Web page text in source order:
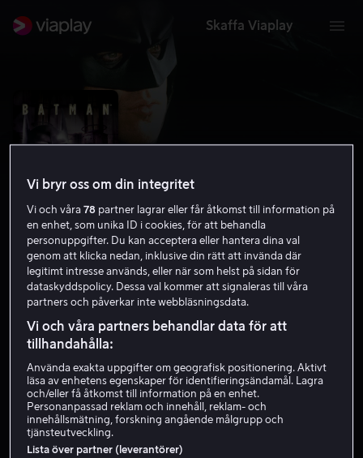
Skaffa Viaplay
Batman
HD
Hyr 59 kr
Köp 109 kr
Vi bryr oss om din integritet
Vi och våra78 partner lagrar eller får åtkomst till information på
en enhet, som unika ID i cookies, för att behandla
personuppgifter. Du kan acceptera eller hantera dina val
genom att klicka nedan, inklusive din rätt att invända där
legitimt intresse används, eller när som helst på sidan för
dataskyddspolicy. Dessa val kommer att signaleras till våra
partners och påverkar inte webbläsningsdata.
Vi och våra partners behandlar data för att
tillhandahålla:
Använda exakta uppgifter om geografisk positionering. Aktivt
läsa av enhetens egenskaper för identifieringsändamål. Lagra
och/eller få åtkomst till information på en enhet.
Personanpassad reklam och innehåll, reklam- och
innehållsmätning, forskning angående målgrupp och
tjänsteutveckling.
Lista över partner (leverantörer)